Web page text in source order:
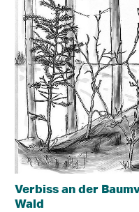
Verbiss an der
Wald